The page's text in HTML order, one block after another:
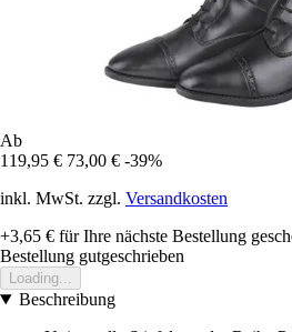
Ab
119,95 € 73,00 € -39%
inkl. MwSt. zzgl. Versandkosten
+3,65 € für Ihre nächste Bestellung
Bestellung gutgeschrieben
Loading...
Beschreibung